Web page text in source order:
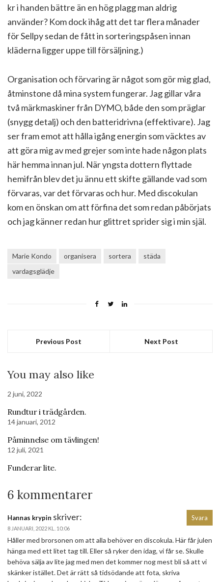
kr i handen bättre än en hög plagg man aldrig
använder? Kom dock ihåg att det tar flera månader
för Sellpy sedan de fått in sorteringspåsen innan
kläderna ligger uppe till försäljning.)
Organisation och förvaring är något som gör mig glad,
åtminstone då mina system fungerar. Jag gillar våra
två märkmaskiner från DYMO, både den som präglar
(snygg detalj) och den batteridrivna (effektivare). Jag
ser fram emot att hålla igång energin som väcktes av
att göra mig av med grejer som inte hade någon plats
här hemma innan jul. När yngsta dottern flyttade
hemifrån blev det ju ännu ett skifte gällande vad som
förvaras, var det förvaras och hur. Med discokulan
kom en önskan om att förfina det som redan påbörjats
och jag känner redan hur glittret sprider sig i min själ.
Marie Kondo organisera sortera
städa
vardagsglädje
Previous Post Next Post
You may also like
2 juni, 2022
Rundtur i trädgården.
14 januari, 2012
Påminnelse om tävlingen!
12 juli, 2021
Funderar lite.
6 kommentarer
Hannas krypin skriver:
8 JANUARI, 2022 KL. 10:06
Håller med brorsonen om att alla behöver en discokula. Här får julen
hänga med ett litet tag till. Eller så ryker den idag, vi får se. Skulle
behöva sälja av lite jag med men det kommer nog mest bli så att vi
skänker istället. Det är rätt så tidsödande att fota, skriva
Svara